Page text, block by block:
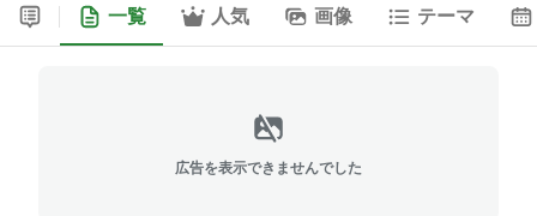
一覧 人気 画像 テーマ
広告を表示できませんでした